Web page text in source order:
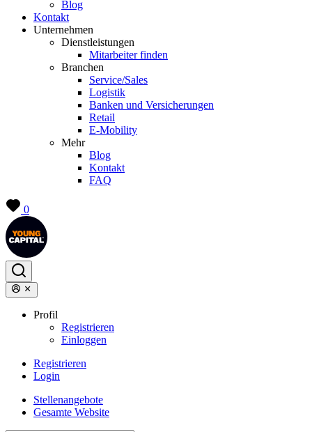
Blog
Kontakt
Unternehmen
Dienstleistungen
Mitarbeiter finden
Branchen
Service/Sales
Logistik
Banken und Versicherungen
Retail
E-Mobility
Mehr
Blog
Kontakt
FAQ
0
Profil
Registrieren
Einloggen
Registrieren
Login
Stellenangebote
Gesamte Website